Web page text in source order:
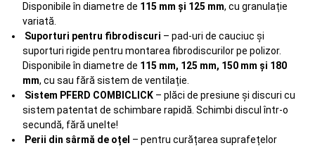
Disponibile în diametre de 115 mm și 125 mm, cu granulație
variată.
Suporturi pentru fibrodiscuri – pad-uri de cauciuc și
suporturi rigide pentru montarea fibrodiscurilor pe polizor.
Disponibile în diametre de 115 mm, 125 mm, 150 mm și 180
mm, cu sau fără sistem de ventilație.
Sistem PFERD COMBICLICK – plăci de presiune și discuri cu
sistem patentat de schimbare rapidă. Schimbi discul într-o
secundă, fără unelte!
Perii din sârmă de oțel – pentru curățarea suprafețelor